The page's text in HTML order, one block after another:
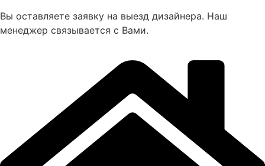
Вы оставляете заявку на выезд дизайнера. Наш
менеджер связывается с Вами.